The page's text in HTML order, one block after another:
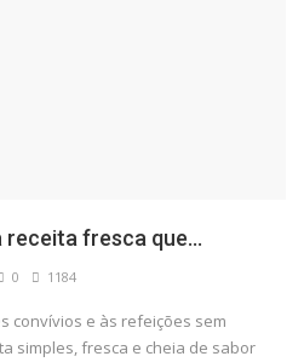
receita fresca que...
0 1184
convívios e às refeições sem
simples, fresca e cheia de sabor